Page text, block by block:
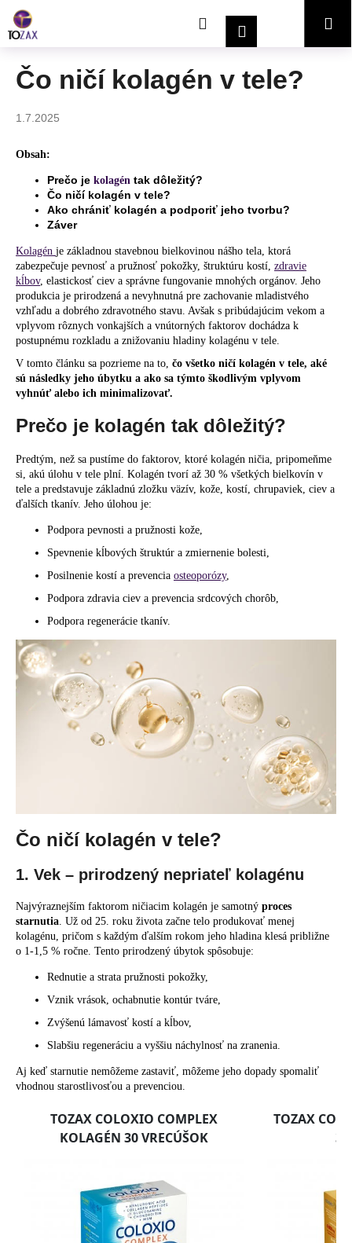
obsah
HľadaťPrihlásenieNákupný
košík
Čo ničí kolagén v tele?
1.7.2025
Obsah:
Prečo je kolagén tak dôležitý?
Čo ničí kolagén v tele?
Ako chrániť kolagén a podporiť jeho tvorbu?
Záver
Kolagén je základnou stavebnou bielkovinou nášho tela, ktorá
zabezpečuje pevnosť a pružnosť pokožky, štruktúru kostí, zdravie
kĺbov, elastickosť ciev a správne fungovanie mnohých orgánov. Jeho
produkcia je prirodzená a nevyhnutná pre zachovanie mladistvého
vzhľadu a dobrého zdravotného stavu. Avšak s pribúdajúcim vekom a
vplyvom rôznych vonkajších a vnútorných faktorov dochádza k
postupnému rozkladu a znižovaniu hladiny kolagénu v tele.
V tomto článku sa pozrieme na to, čo všetko ničí kolagén v tele, aké
sú následky jeho úbytku a ako sa týmto škodlivým vplyvom
vyhnúť alebo ich minimalizovať.
Prečo je kolagén tak dôležitý?
Predtým, než sa pustíme do faktorov, ktoré kolagén ničia, pripomeňme
si, akú úlohu v tele plní. Kolagén tvorí až 30 % všetkých bielkovín v
tele a predstavuje základnú zložku väzív, kože, kostí, chrupaviek, ciev a
ďalších tkanív. Jeho úlohou je:
Podpora pevnosti a pružnosti kože,
Spevnenie kĺbových štruktúr a zmiernenie bolesti,
Posilnenie kostí a prevencia osteoporózy,
Podpora zdravia ciev a prevencia srdcových chorôb,
Podpora regenerácie tkanív.
Čo ničí kolagén v tele?
1. Vek – prirodzený nepriateľ kolagénu
Najvýraznejším faktorom ničiacim kolagén je samotný proces
starnutia . Už od 25. roku života začne telo produkovať menej
kolagénu, pričom s každým ďalším rokom jeho hladina klesá približne
o 1-1,5 % ročne. Tento prirodzený úbytok spôsobuje:
Rednutie a strata pružnosti pokožky,
Vznik vrások, ochabnutie kontúr tváre,
Zvýšenú lámavosť kostí a kĺbov,
Slabšiu regeneráciu a vyššiu náchylnosť na zranenia.
Aj keď starnutie nemôžeme zastaviť, môžeme jeho dopady spomaliť
vhodnou starostlivosťou a prevenciou.
o
Č
p
o
u
j
e
t
e
n
á
j
ť
?
HĽADAŤ
p
o
r
ú